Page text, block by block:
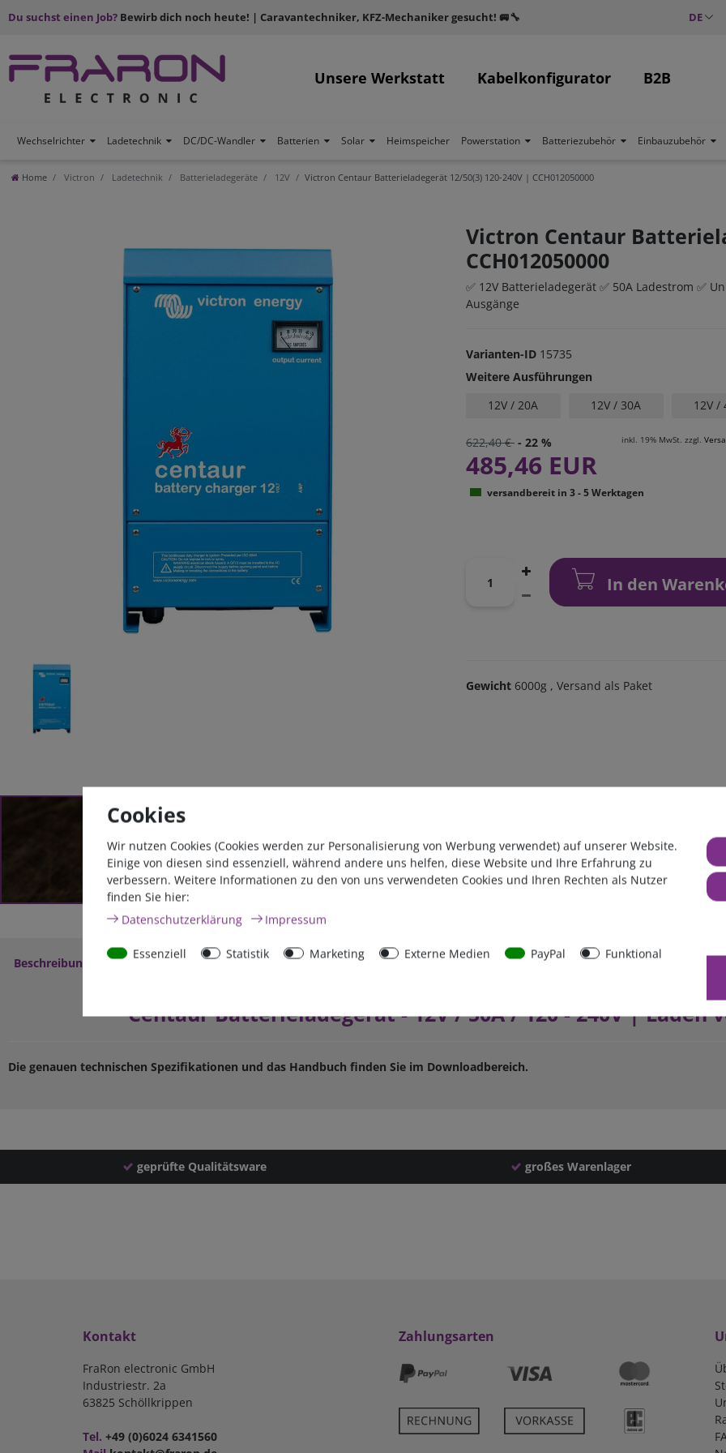
Du suchst einen Job? Bewirb dich noch heute! | Caravantechniker, KFZ-Mechaniker gesucht! 🚐🔧 DE
Unsere Werkstatt Kabelkonfigurator B2B
Wechselrichter Ladetechnik DC/DC-Wandler Batterien Solar Heimspeicher Powerstation Batteriezubehör Einbauzubehör
Home Victron Ladetechnik Batterieladegeräte 12V Victron Centaur Batterieladegerät 12/50(3) 120-240V | CCH012050000
Victron Centaur
CCH012050000
✅ 12V Batterieladegerät ✅ 50A Ladestrom ✅
Ausgänge
Varianten-ID 15735
Weitere Ausführungen
12V / 20A
12V / 30A 12V /
622,40 € - 22 %
485,46 EUR
inkl. 19% MwSt. zzgl.
versandbereit in 3 - 5 Werktagen
In den
Gewicht 6000g , Versand als Paket
Zum Kabelkonfigurator
Länge, Querschnitt
angepasst.
Beschreibung Weitere Details Service Download
Centaur Batterieladegerät - 12V / 50A / 120 - 240V |
Die genauen technischen Spezifikationen und das Handbuch finden Sie im Downloadbereich.
geprüfte Qualitätsware großes Warenlager
Kontakt
FraRon electronic GmbH
Industriestr. 2a
63825 Schöllkrippen
Tel. +49 (0)6024 6341560
Zahlungsarten
Cookies
Wir nutzen Cookies (Cookies werden zur Personalisierung von Werbung verwendet) auf unserer Website.
Einige von diesen sind essenziell, während andere uns helfen, diese Website und Ihre Erfahrung zu
verbessern. Weitere Informationen zu den von uns verwendeten Cookies und Ihren Rechten als Nutzer
finden Sie hier:
Daten­schutz­erklärung
Impressum
Essenziell Statistik Marketing Externe Medien PayPal
Funktional